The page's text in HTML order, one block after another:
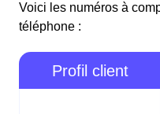
Voici les numéros à
téléphone :
Profil client